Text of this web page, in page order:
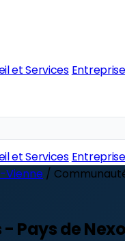
et Services Entreprise
et Services Entreprise
Vienne /
Pays de